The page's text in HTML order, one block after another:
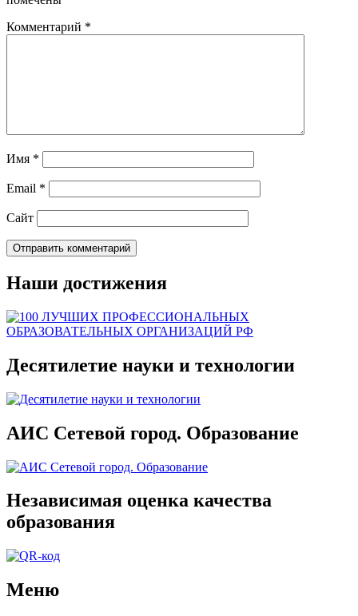
Комментарий *
Имя *
Email *
Сайт
Наши достижения
Десятилетие науки и технологии
АИС Сетевой город. Образование
Независимая оценка качества
образования
Меню